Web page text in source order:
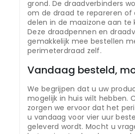
grond. De draadverbinders
om de draad te repareren of
delen in de maaizone aan te
Deze draadpennen en
gemakkelijk mee bestellen
perimeterdraad zelf.
Vandaag besteld,
We begrijpen dat u uw
mogelijk in huis wilt hebben.
zorgen we ervoor dat het
u vandaag voor vier uur
geleverd wordt. Mocht u